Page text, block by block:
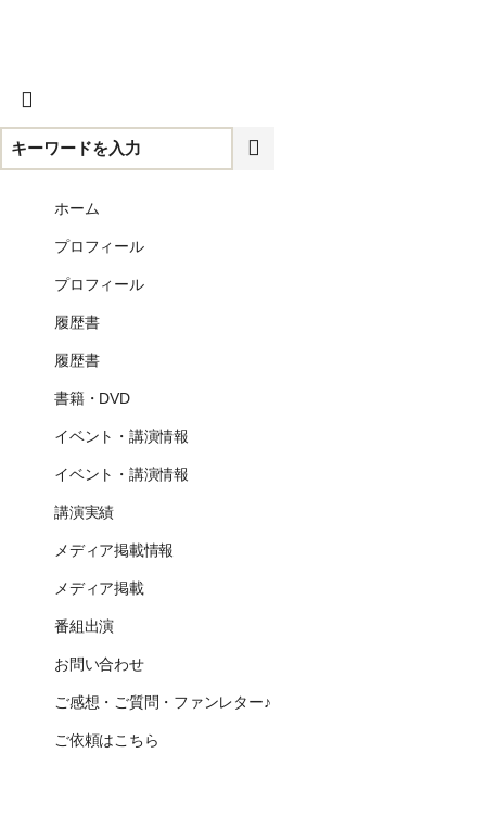
ホーム
プロフィール
プロフィール
履歴書
履歴書
書籍・DVD
イベント・講演情報
イベント・講演情報
講演実績
メディア掲載情報
メディア掲載
番組出演
お問い合わせ
ご感想・ご質問・ファンレター♪
ご依頼はこちら